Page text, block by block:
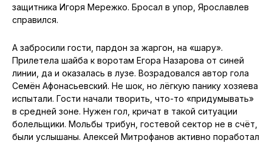
защитника Игоря Мережко. Бросал в упор, Ярославлев
справился.
А забросили гости, пардон за жаргон, на «шару».
Прилетела шайба к воротам Егора Назарова от синей
линии, да и оказалась в лузе. Возрадовался автор гола
Семён Афонасьевский. Не шок, но лёгкую панику хозяева
испытали. Гости начали творить, что-то «придумывать»
в средней зоне. Нужен гол, кричат в такой ситуации
болельщики. Мольбы трибун, гостевой сектор не в счёт,
были услышаны. Алексей Митрофанов активно поработал